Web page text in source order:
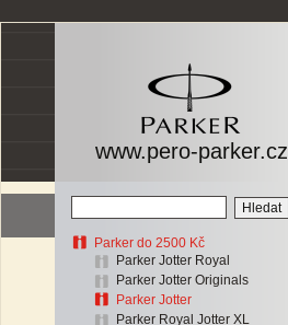
www.pero-parker.cz
Parker do 2500 Kč
Parker Jotter Royal
Parker Jotter Originals
Parker Jotter
Parker Royal Jotter XL